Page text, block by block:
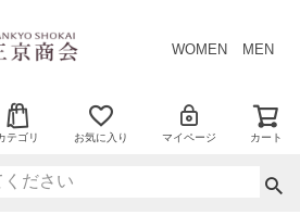
WOMEN MEN
テゴリ お気に入り マイページ カート